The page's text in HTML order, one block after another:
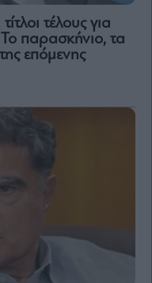
τέλους για
παρασκήνιο, τα
επόμενης